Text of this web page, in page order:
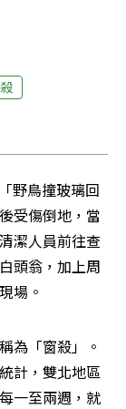
野鳥撞玻璃回
受傷倒地，當
潔人員前往查
頭翁，加上周
場。
為「窗殺」。
計，雙北地區
一至兩週，就